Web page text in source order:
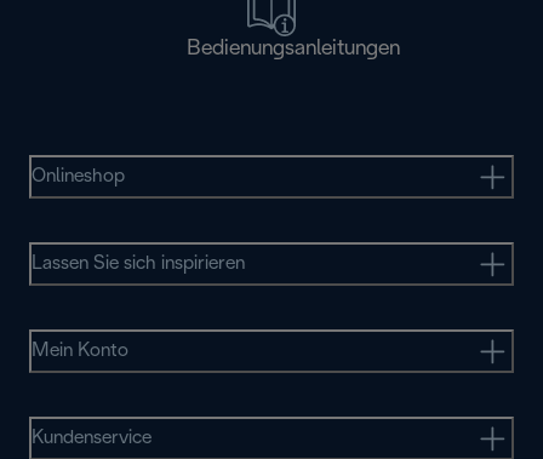
Bedienungsanleitungen
Onlineshop
Lassen Sie sich inspirieren
Mein Konto
Kundenservice